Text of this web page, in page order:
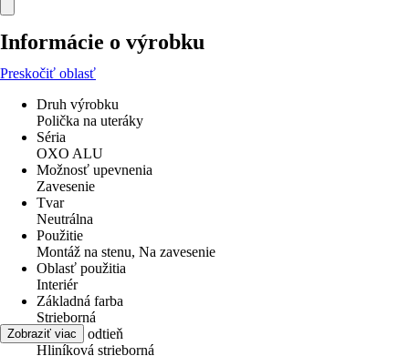
Informácie o výrobku
Preskočiť oblasť
Druh výrobku
Polička na uteráky
Séria
OXO ALU
Možnosť upevnenia
Zavesenie
Tvar
Neutrálna
Použitie
Montáž na stenu, Na zavesenie
Oblasť použitia
Interiér
Základná farba
Strieborná
Farebný odtieň
Hliníková strieborná
Zobraziť viac